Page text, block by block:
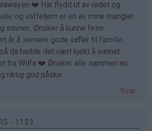
❤️ Har flydd ut av redet og
og vaffeljern er en av mine mangler
savner.. Ønsker å kunne feire
år å servere gode vafler til familie,
da hadde det vært kjekt å vunnet
fra Wilfa ❤️ Ønsker alle sammen en
riktig god påske
Svar
- 11:23